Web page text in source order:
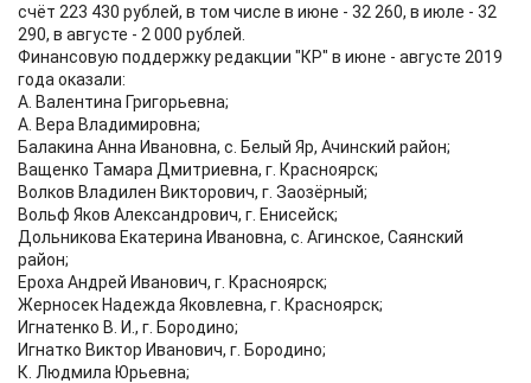
счёт 223 430 рублей, в том числе в июне - 32 260, в июле - 32
290, в августе - 2 000 рублей.
Финансовую поддержку редакции "КР" в июне - августе 2019
года оказали:
А. Валентина Григорьевна;
А. Вера Владимировна;
Балакина Анна Ивановна, c. Белый Яр, Ачинский район;
Ващенко Тамара Дмитриевна, г. Красноярск;
Волков Владилен Викторович, г. Заозёрный;
Вольф Яков Александрович, г. Енисейск;
Дольникова Екатерина Ивановна, с. Агинское, Саянский
район;
Ероха Андрей Иванович, г. Красноярск;
Жерносек Надежда Яковлевна, г. Красноярск;
Игнатенко В. И., г. Бородино;
Игнатко Виктор Иванович, г. Бородино;
К. Людмила Юрьевна;